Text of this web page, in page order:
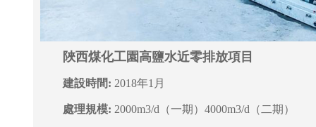
陜西煤化工園高鹽水近零排放項目
建設時間: 2018年1月
處理規模: 2000m3/d（一期）4000m3/d（二期）